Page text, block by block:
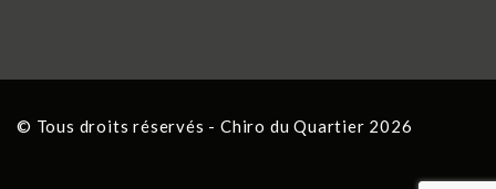
© Tous droits réservés - Chiro du Quartier 2026